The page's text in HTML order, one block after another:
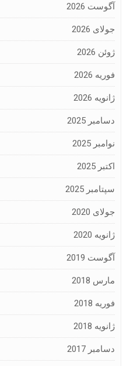
2026
2026
2026
2025
2025
2025
2020
2020
2019
2018
2018
2017